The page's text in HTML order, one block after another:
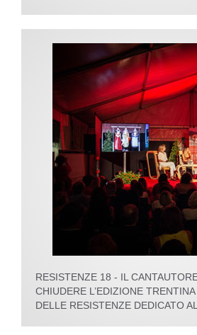
RESISTENZE 18 - IL
CHIUDERE L’EDIZIONE TRENTINA
DELLE RESISTENZE DEDICATO